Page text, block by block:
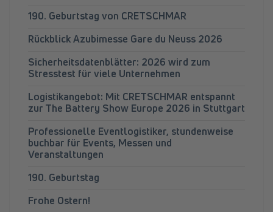
190. Geburtstag von CRETSCHMAR
Rückblick Azubimesse Gare du Neuss 2026
Sicherheitsdatenblätter: 2026 wird zum
Stresstest für viele Unternehmen
Logistikangebot: Mit CRETSCHMAR entspannt
zur The Battery Show Europe 2026 in Stuttgart
Professionelle Eventlogistiker, stundenweise
buchbar für Events, Messen und
Veranstaltungen
190. Geburtstag
Frohe Ostern!